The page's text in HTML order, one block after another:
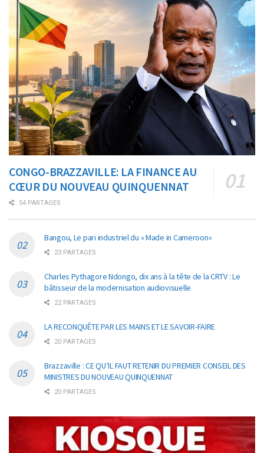
CONGO-BRAZZAVILLE: LA FINANCE AU
CŒUR DU NOUVEAU QUINQUENNAT
54 PARTAGES
Bangou, Le pari industriel du « Made in Cameroon»
23 PARTAGES
Charles Pythagore Ndongo, dix ans à la tête de la CRTV : Le
bâtisseur de la modernisation audiovisuelle
22 PARTAGES
LA RECONQUÊTE PAR LES MAINS ET LE SAVOIR-FAIRE
20 PARTAGES
Brazzaville : CE QU’IL FAUT RETENIR DU PREMIER CONSEIL DES
MINISTRES DU NOUVEAU QUINQUENNAT
20 PARTAGES